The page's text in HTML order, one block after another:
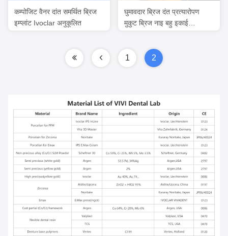
कम्पोजिट वैनर दांत समर्थित ब्रिज
इम्प्लांट Ivoclar अनुकूलित
घुमावदार ब्रिज दंत प्रत्यारोपण
मुकुट ब्रिज नाइ बहु इकाई
1 2